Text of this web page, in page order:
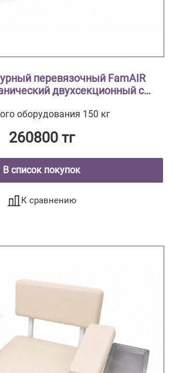
перевязочный FamAIR
двухсекционный с
оборудования 150 кг
260800 тг
В список покупок
К сравнению